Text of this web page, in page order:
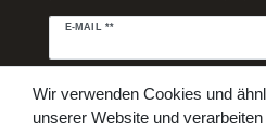
E-MAIL **
Newsletter
Hiermit bestätige ich, dass ich die
Wir verwenden Cookies und
unserer Website und